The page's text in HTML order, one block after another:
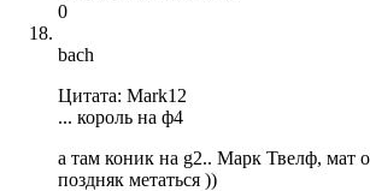
0
bach
Цитата: Mark12
... король на ф4
а там коник на g2.. Марк Твелф, мат
поздняк метаться ))